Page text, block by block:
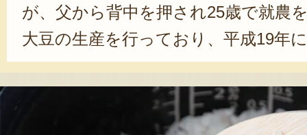
が、父から背中を押され25歳で就農
大豆の生産を行っており、平成19年
らぎを設立した。現在は代表理事を
品質の作物を作って消費者に喜んで
いし、スタッフや地域と共に頑張る